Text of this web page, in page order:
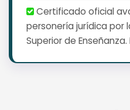
Certificado oficial
personería jurídica por
Superior de